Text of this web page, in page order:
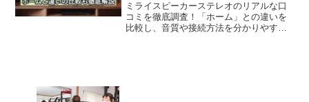
ミライスピーカーステレオのリアルな口
コミを徹底調査！「ホーム」との違いを
比較し、音質や接続方法を分かりやすく